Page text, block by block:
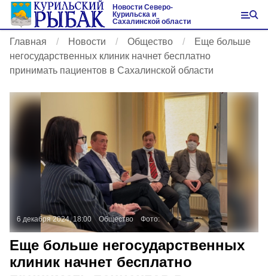
Новости Северо-
Курильска и
Сахалинской области
Главная Новости Общество
Еще больше
негосударственных клиник начнет бесплатно
принимать пациентов в Сахалинской области
6 декабря 2024, 18:00 Общество Фото:
Еще больше негосударственных
клиник начнет бесплатно